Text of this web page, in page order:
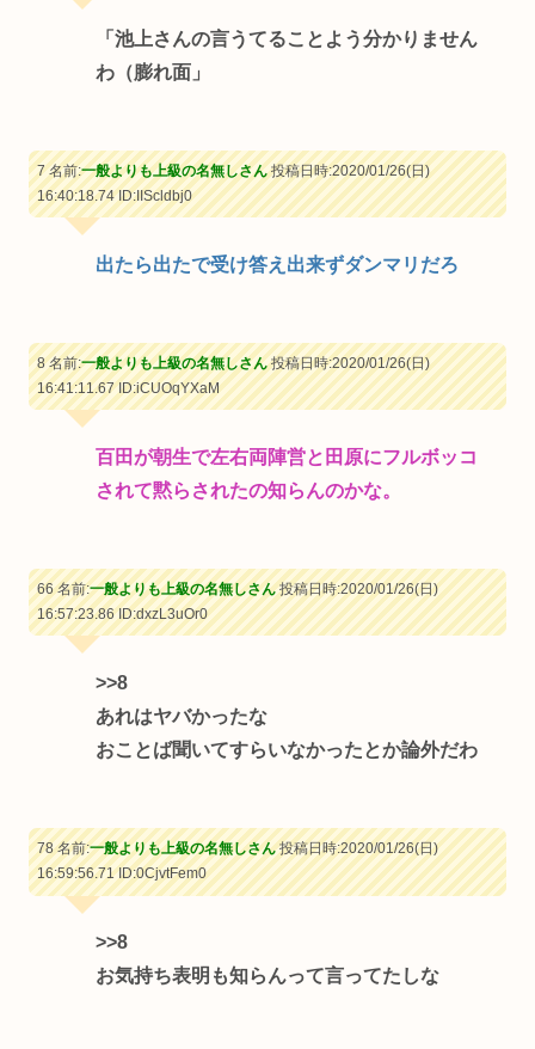
「池上さんの言うてることよう分かりません
わ（膨れ面」
7 名前:一般よりも上級の名無しさん投稿日時:2020/01/26(日)
16:40:18.74ID:IIScldbj0
出たら出たで受け答え出来ずダンマリだろ
8 名前:一般よりも上級の名無しさん投稿日時:2020/01/26(日)
16:41:11.67ID:iCUOqYXaM
百田が朝生で左右両陣営と田原にフルボッコ
されて黙らされたの知らんのかな。
66 名前:一般よりも上級の名無しさん投稿日時:2020/01/26(日)
16:57:23.86ID:dxzL3uOr0
>>8
あれはヤバかったな
おことば聞いてすらいなかったとか論外だわ
78 名前:一般よりも上級の名無しさん投稿日時:2020/01/26(日)
16:59:56.71ID:0CjvtFem0
>>8
お気持ち表明も知らんって言ってたしな